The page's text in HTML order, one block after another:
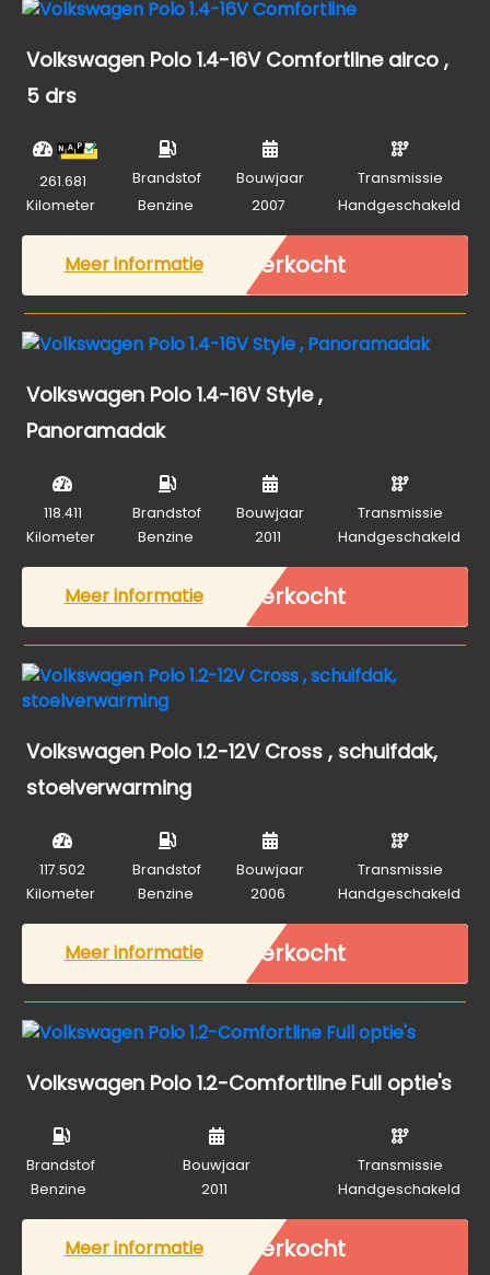
Volkswagen Polo 1.4-16V Comfortline airco ,
5 drs
261.681
Kilometer
Brandstof
Benzine
Bouwjaar
2007
Transmissie
Handgeschakeld
Meer informatie Verkocht
Volkswagen Polo 1.4-16V Style ,
Panoramadak
118.411
Kilometer
Brandstof
Benzine
Bouwjaar
2011
Transmissie
Handgeschakeld
Meer informatie Verkocht
Volkswagen Polo 1.2-12V Cross , schuifdak,
stoelverwarming
117.502
Kilometer
Brandstof
Benzine
Bouwjaar
2006
Transmissie
Handgeschakeld
Meer informatie Verkocht
Volkswagen Polo 1.2-Comfortline Full optie's
Brandstof
Benzine
Bouwjaar
2011
Transmissie
Handgeschakeld
Meer informatie Verkocht